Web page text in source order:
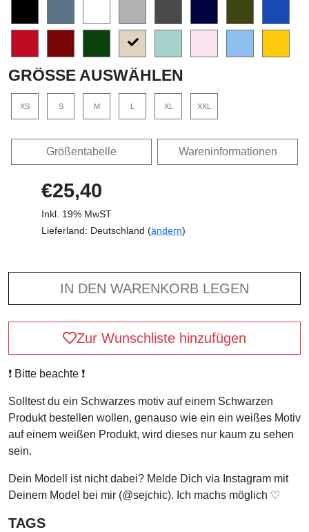
GRÖSSE AUSWÄHLEN
XS S M XL XXL
Größentabelle Wareninformationen
€25,40
Inkl. 19% MwST
Lieferland: Deutschland (ändern)
IN DEN WARENKORB LEGEN
Zur Wunschliste hinzufügen
❗️ Bitte beachte ❗️
Solltest du ein Schwarzes motiv auf einem Schwarzen
Produkt bestellen wollen, genauso wie ein ein weißes Motiv
auf einem weißen Produkt, wird dieses nur kaum zu sehen
sein.
Dein Modell ist nicht dabei? Melde Dich via Instagram mit
Deinem Model bei mir (@sejchic). Ich machs möglich ♡
TAGS